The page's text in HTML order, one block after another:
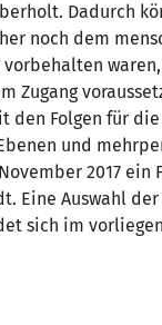
Dadurch
noch dem
vorbehalten
Zugang
den Folgen für
und
2017 ein
Eine Auswahl
sich im